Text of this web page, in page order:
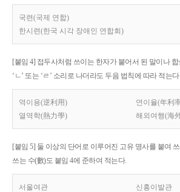
국련(국제 연합)
한시련(한국 시각 장애인 연합회)
[붙임 4] 접두사처럼 쓰이는 한자가 붙어서 된 말이나
‘ㄴ’ 또는 ‘ㄹ’ 소리로 나더라도 두음 법칙에 따라 적는다.
역이용(逆利用)
연이율(年利
열역학(熱力學)
해외여행(海
[붙임 5] 둘 이상의 단어로 이루어진 고유 명사를 붙여
쓰는 수(數)도 붙임 4에 준하여 적는다.
서울여관 신흥이발관